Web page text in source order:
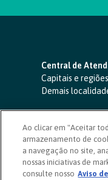
Central de
Capitais e
Demais
SAC 24 horas-
Ouvidoria
0800 725 0996
Deficientes
Ao clicar em "Aceitar
armazenamento de
a navegação no site,
nossas iniciativas de
consulte nosso Aviso